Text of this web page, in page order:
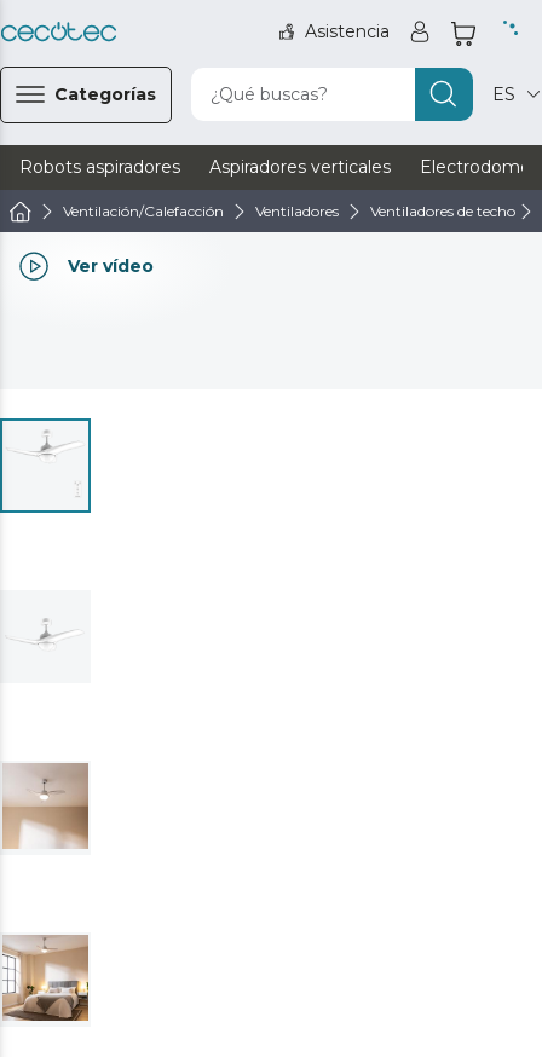
Asistencia
Categorías ¿Qué buscas? ES
Robots aspiradores Aspiradores verticales
Ventilación/Calefacción Ventiladores Ventiladores de techo
Ver vídeo